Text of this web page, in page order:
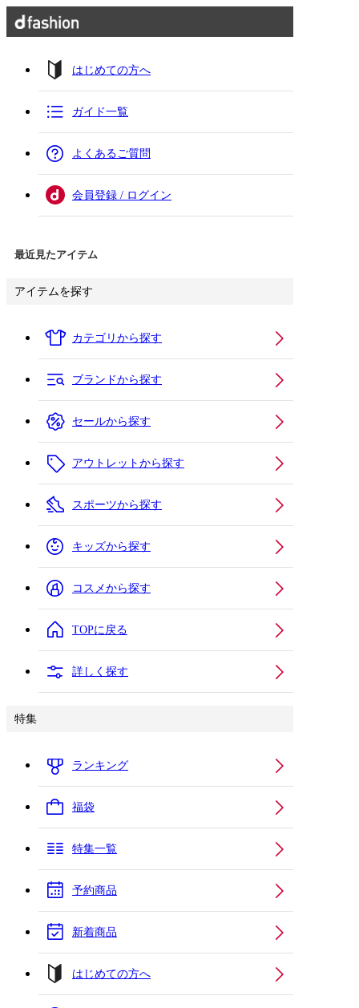
はじめての方へ
ガイド一覧
よくあるご質問
会員登録 / ログイン
最近見たアイテム
アイテムを探す
カテゴリから探す
ブランドから探す
セールから探す
アウトレットから探す
スポーツから探す
キッズから探す
コスメから探す
TOPに戻る
詳しく探す
特集
ランキング
福袋
特集一覧
予約商品
新着商品
はじめての方へ